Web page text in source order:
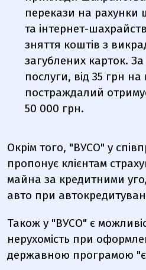
перекази на рахунки
та інтернет-
зняття коштів з
загублених карток. За
послуги, від 35 грн на
постраждалий
50 000 грн.
Окрім того, "ВУСО" у
пропонує клієнтам
майна за кредитними
авто при
Також у "ВУСО" є
нерухомість при
державною програмою